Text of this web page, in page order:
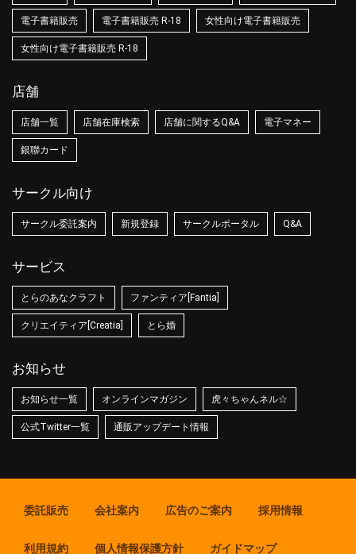
電子書籍販売 電子書籍販売 R-18 女性向け電子書籍販売
女性向け電子書籍販売 R-18
店舗
店舗一覧 店舗在庫検索 店舗に関するQ&A 電子マネー
銀聯カード
サークル向け
サークル委託案内 新規登録 サークルポータル Q&A
サービス
とらのあなクラフト ファンティア[Fantia]
クリエイティア[Creatia] とら婚
お知らせ
お知らせ一覧 オンラインマガジン 虎々ちゃんネル☆
公式Twitter一覧 通販アップデート情報
委託販売 会社案内 広告のご案内 採用情報
利用規約 個人情報保護方針 ガイドマップ